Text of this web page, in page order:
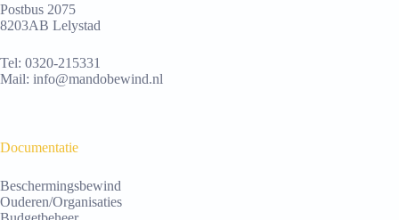
Postbus 2075
8203AB Lelystad
Tel: 0320-215331
Mail: info@mandobewind.nl
Documentatie
Beschermingsbewind
Ouderen/Organisaties